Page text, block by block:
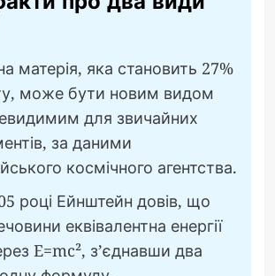
матерія, яка становить 27%
може бути новим видом
для звичайних
за даними
космічного агентства.
році Ейнштейн довів, що
еквівалентна енергії
E=mc², з’єднавши два